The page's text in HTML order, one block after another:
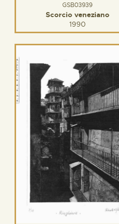
GSB03939
Scorcio veneziano
1990